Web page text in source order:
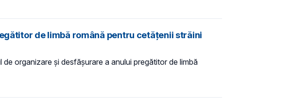
de limbă română pentru cetățenii străini
organizare și desfășurare a anului pregătitor de limbă